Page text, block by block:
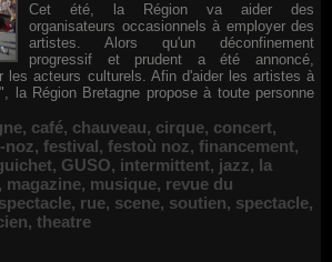
Cet été, la Région va aider des
organisateurs occasionnels à employer des
artistes. Alors qu'un déconfinement
progressif et prudent a été annoncé,
les acteurs culturels. Afin d'aider les artistes à
la Région Bretagne propose à toute personne
, café, chauveau, cirque, concert,
noz, festival, festoù noz, financement,
, GUSO, intermittent, jazz, la
, magazine, musique, revue du
, rue, scene, soutien, spectacle,
, theatre